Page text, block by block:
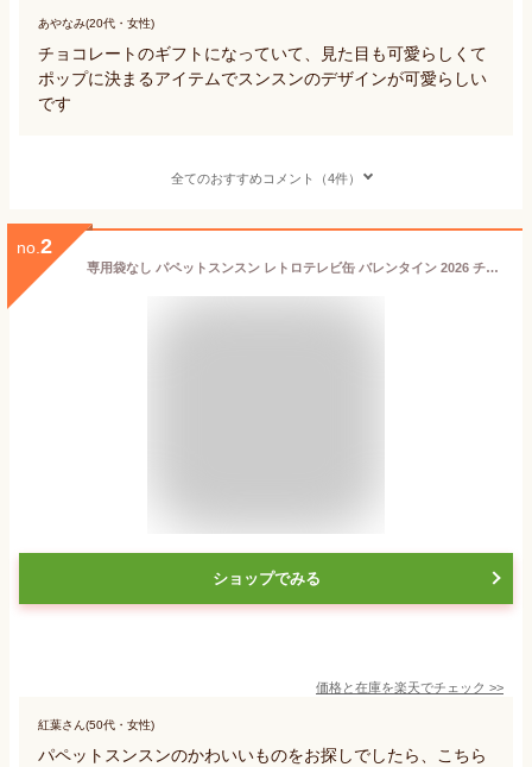
あやなみ(20代・女性)
チョコレートのギフトになっていて、見た目も可愛らしくて
ポップに決まるアイテムでスンスンのデザインが可愛らしい
です
全てのおすすめコメント（4件）
no. 2
専用袋なし パペットスンスン レトロテレビ缶 バレンタイン 2026 チョコ ホワイトデー 板橋倉庫
ショップでみる
価格と在庫を楽天でチェック >>
紅葉さん(50代・女性)
パペットスンスンのかわいいものをお探しでしたら、こちら